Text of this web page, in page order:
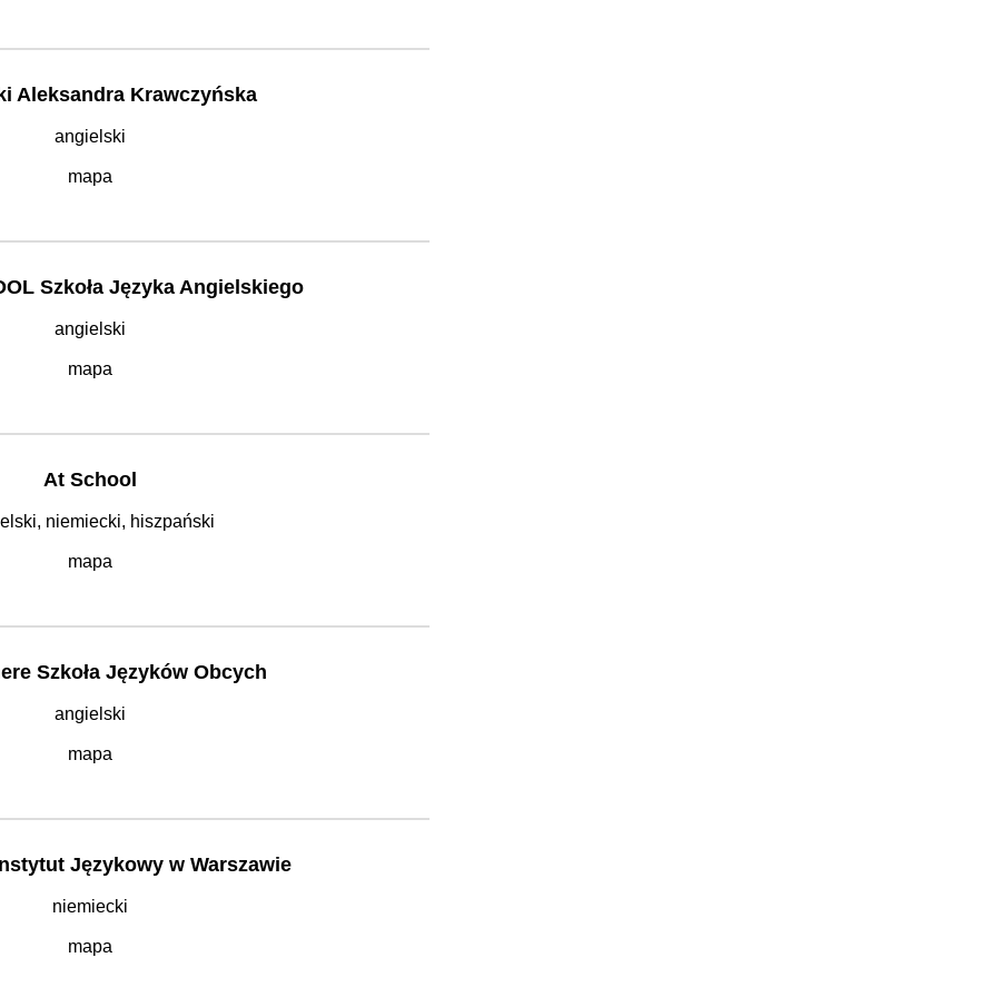
Aleksandra Krawczyńska
angielski
mapa
Szkoła Języka Angielskiego
angielski
mapa
At School
niemiecki, hiszpański
mapa
Szkoła Języków Obcych
angielski
mapa
Językowy w Warszawie
niemiecki
mapa